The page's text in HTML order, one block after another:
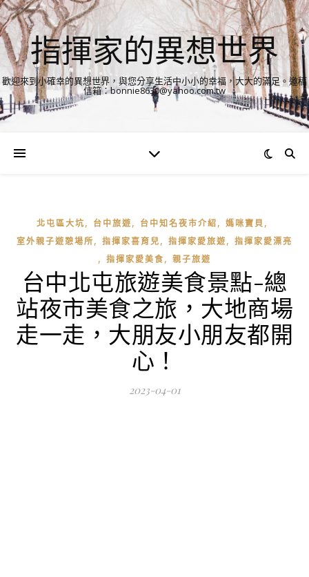
指揮家的異想世界
歡迎來到小確幸的異想世界，與您分享生活中小小的幸福，大大的滿足。邀稿
信箱：bonnie8630@yahoo.com.tw
北屯區大坑, 台中旅遊, 台中知名夜市介紹, 媽咪寶貝,
室外親子遊憩場所, 指揮家喜育兒, 指揮家愛旅遊, 指揮家愛漂亮
, 指揮家愛美食, 親子旅遊
台中北屯旅遊美食景點-總
站夜市美食之旅，大地商場
走一走，大朋友小朋友都開
心！
2023-04-01